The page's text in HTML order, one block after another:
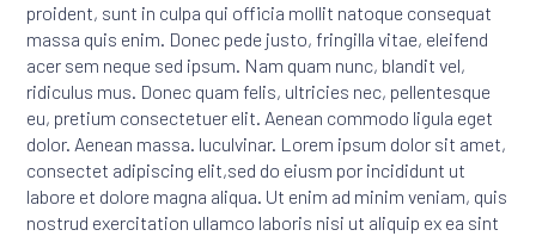
proident, sunt in culpa qui officia mollit natoque consequat
massa quis enim. Donec pede justo, fringilla vitae, eleifend
acer sem neque sed ipsum. Nam quam nunc, blandit vel,
ridiculus mus. Donec quam felis, ultricies nec, pellentesque
eu, pretium consectetuer elit. Aenean commodo ligula eget
dolor. Aenean massa. luculvinar. Lorem ipsum dolor sit amet,
consectet adipiscing elit,sed do eiusm por incididunt ut
labore et dolore magna aliqua. Ut enim ad minim veniam, quis
nostrud exercitation ullamco laboris nisi ut aliquip ex ea sint